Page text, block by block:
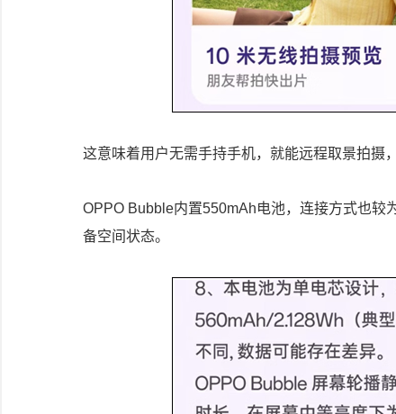
这意味着用户无需手持手机，就能远程取景拍摄
OPPO Bubble内置550mAh电池，连接方式也较
备空间状态。